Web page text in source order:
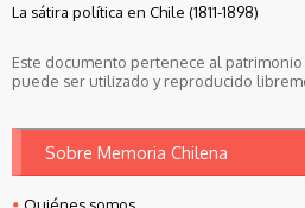
La sátira política en Chile (1811-1898)
Este documento pertenece al
puede ser utilizado y reproducido
Sobre Memoria Chilena